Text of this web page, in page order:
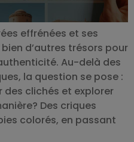
effrénées et ses
d’autres trésors pour
Au-delà des
la question se pose :
des clichés et explorer
Des criques
colorés, en passant